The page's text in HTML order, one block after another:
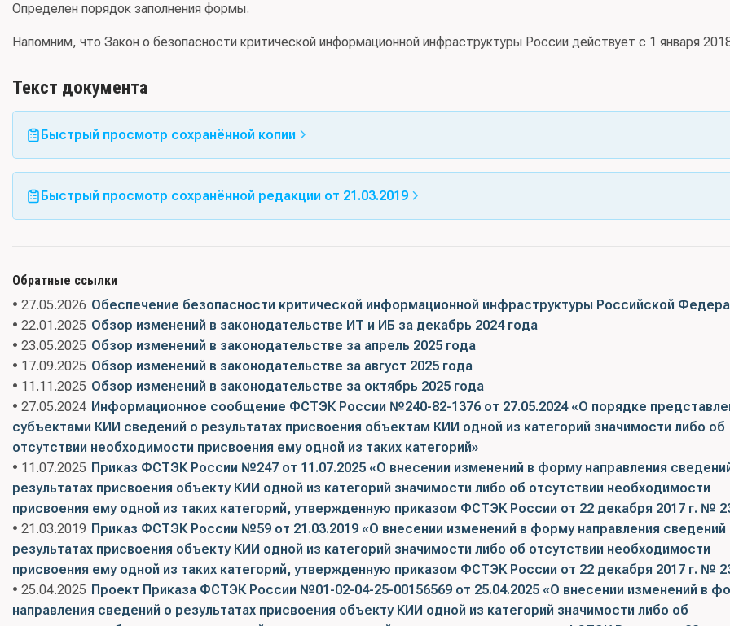
Определен порядок заполнения формы.
Напомним, что Закон о безопасности критической информационной инфраструктуры России действует с 1 января
Текст документа
Быстрый просмотр сохранённой копии
Быстрый просмотр сохранённой редакции от 21.03.2019
Обратные ссылки
• 27.05.2026 Обеспечение безопасности критической информационной инфраструктуры Российской
• 22.01.2025 Обзор изменений в законодательстве ИТ и ИБ за декабрь 2024 года
• 23.05.2025 Обзор изменений в законодательстве за апрель 2025 года
• 17.09.2025 Обзор изменений в законодательстве за август 2025 года
• 11.11.2025 Обзор изменений в законодательстве за октябрь 2025 года
• 27.05.2024 Информационное сообщение ФСТЭК России №240-82-1376 от 27.05.2024 «О порядке
субъектами КИИ сведений о результатах присвоения объектам КИИ одной из категорий значимости либо об
отсутствии необходимости присвоения ему одной из таких категорий»
• 11.07.2025 Приказ ФСТЭК России №247 от 11.07.2025 «О внесении изменений в форму направления
результатах присвоения объекту КИИ одной из категорий значимости либо об отсутствии необходимости
присвоения ему одной из таких категорий, утвержденную приказом ФСТЭК России от 22 декабря 2017 г. №
• 21.03.2019 Приказ ФСТЭК России №59 от 21.03.2019 «О внесении изменений в форму направления сведений
результатах присвоения объекту КИИ одной из категорий значимости либо об отсутствии необходимости
присвоения ему одной из таких категорий, утвержденную приказом ФСТЭК России от 22 декабря 2017 г. №
• 25.04.2025 Проект Приказа ФСТЭК России №01-02-04-25-00156569 от 25.04.2025 «О внесении изменений в
направления сведений о результатах присвоения объекту КИИ одной из категорий значимости либо об